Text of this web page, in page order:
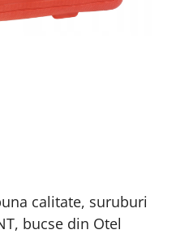
calitate, suruburi
bucse din Otel